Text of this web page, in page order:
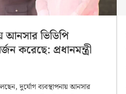
আনসার ভিডিপি
করেছে: প্রধানমন্ত্রী
দুর্যোগ ব্যবস্থাপনায় আনসার